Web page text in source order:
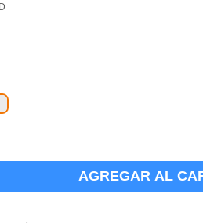
AGREGAR AL